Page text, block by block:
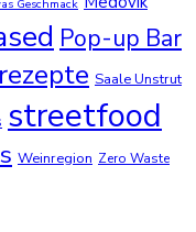
Geschmack
Pop-up Bar
rezepte Saale Unstrut
streetfood
Weinregion Zero Waste